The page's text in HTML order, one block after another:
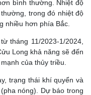
bình thường. Nhiệt độ
trong đó nhiệt độ
nhiều hơn phía Bắc.
tháng 11/2023-1/2024,
Long khả năng sẽ đến
của thủy triều.
trạng thái khí quyển và
nóng). Dự báo trong